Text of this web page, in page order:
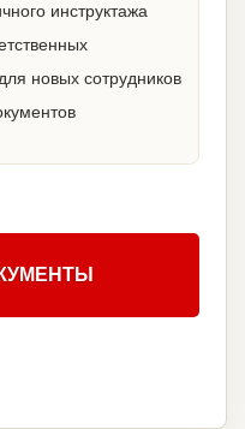
инструктажа
новых сотрудников